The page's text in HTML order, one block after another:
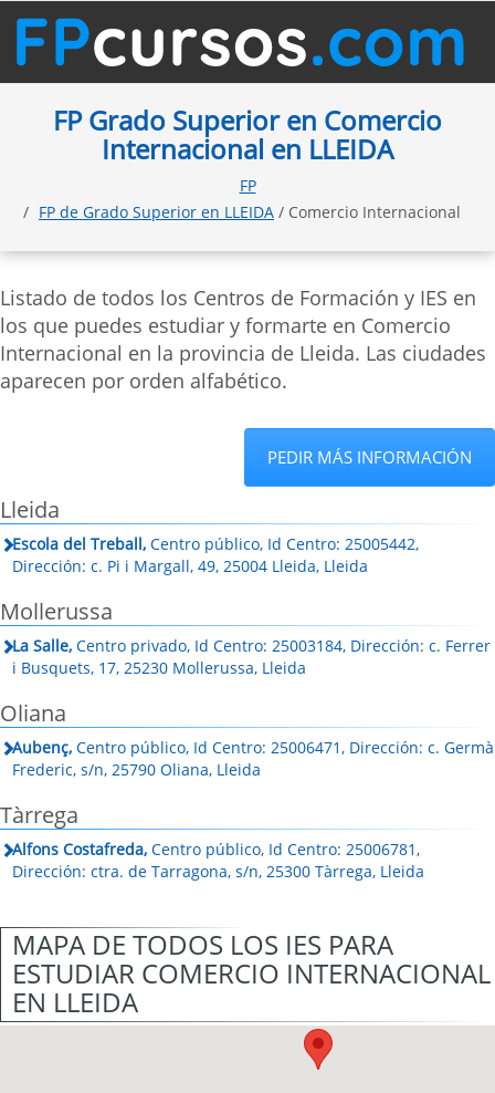
FP Grado Superior en Comercio
Internacional en LLEIDA
FP
FP de Grado Superior en LLEIDA / Comercio Internacional
Listado de todos los Centros de Formación y IES en
los que puedes estudiar y formarte en Comercio
Internacional en la provincia de Lleida. Las ciudades
aparecen por orden alfabético.
PEDIR MÁS INFORMACIÓN
Lleida
Escola del Treball, Centro público, Id Centro: 25005442,
Dirección: c. Pi i Margall, 49, 25004 Lleida, Lleida
Mollerussa
La Salle, Centro privado, Id Centro: 25003184, Dirección: c. Ferrer
i Busquets, 17, 25230 Mollerussa, Lleida
Oliana
Aubenç, Centro público, Id Centro: 25006471, Dirección: c. Germà
Frederic, s/n, 25790 Oliana, Lleida
Tàrrega
Alfons Costafreda, Centro público, Id Centro: 25006781,
Dirección: ctra. de Tarragona, s/n, 25300 Tàrrega, Lleida
MAPA DE TODOS LOS IES PARA
ESTUDIAR COMERCIO INTERNACIONAL
EN LLEIDA